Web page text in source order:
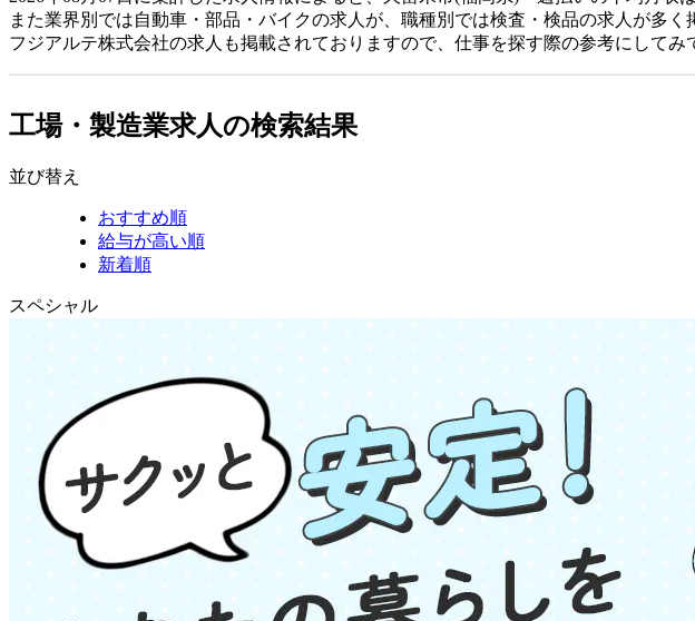
また業界別では自動車・部品・バイクの求人が、職種別では検査・検品の求人が多く
フジアルテ株式会社の求人も掲載されておりますので、仕事を探す際の参考にしてみ
工場・製造業求人の検索結果
並び替え
おすすめ順
給与が高い順
新着順
スペシャル